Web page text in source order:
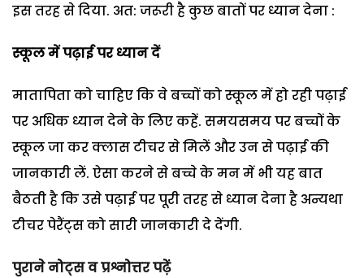
इस तरह से दिया. अत: जरूरी है कुछ बातों पर ध्यान देना :
स्कूल में पढ़ाई पर ध्यान दें
मातापिता को चाहिए कि वे बच्चों को स्कूल में हो रही पढ़ाई
पर अधिक ध्यान देने के लिए कहें. समयसमय पर बच्चों के
स्कूल जा कर क्लास टीचर से मिलें और उन से पढ़ाई की
जानकारी लें. ऐसा करने से बच्चे के मन में भी यह बात
बैठती है कि उसे पढ़ाई पर पूरी तरह से ध्यान देना है अन्यथा
टीचर पेरैंट्स को सारी जानकारी दे देंगी.
पुराने नोट्स व प्रश्नोत्तर पढ़ें